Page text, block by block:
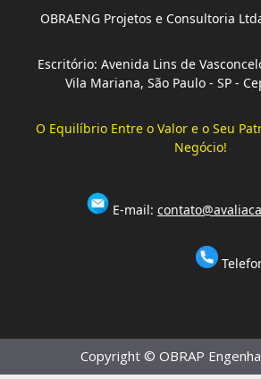
OBRAENG Projetos e Consultoria
Escritório: Avenida Lins de
Vila Mariana, São Paulo - SP -
O Equilíbrio Entre o Valor e o Seu
Negócio!
E-mail:
Copyright © OBRAP